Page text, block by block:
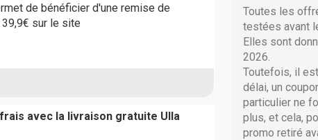
de bénéficier d'une remise de
sur le site
avec la livraison gratuite Ulla
Toutes les
testées avant
Elles sont
2026.
Toutefois, il
délai, un
particulier ne
plus, et cela,
promo retiré